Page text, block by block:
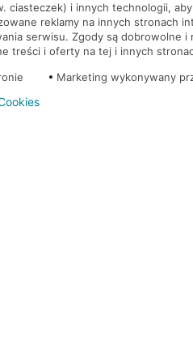
ciasteczek) i innych technologii,
reklamy na innych
serwisu. Zgody są dobrowolne
treści i oferty na tej i innych
Marketing wykonywany